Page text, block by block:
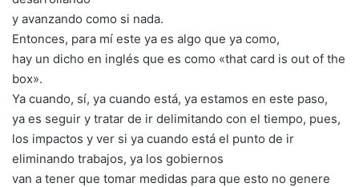
y avanzando como si nada.
Entonces, para mí este ya es algo que ya como,
hay un dicho en inglés que es como «that card is out of the
box».
Ya cuando, sí, ya cuando está, ya estamos en este paso,
ya es seguir y tratar de ir delimitando con el tiempo, pues,
los impactos y ver si ya cuando está el punto de ir
eliminando trabajos, ya los gobiernos
van a tener que tomar medidas para que esto no genere